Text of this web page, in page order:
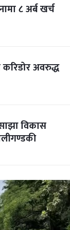
८ अर्ब खर्च
अवरुद्ध
विकास